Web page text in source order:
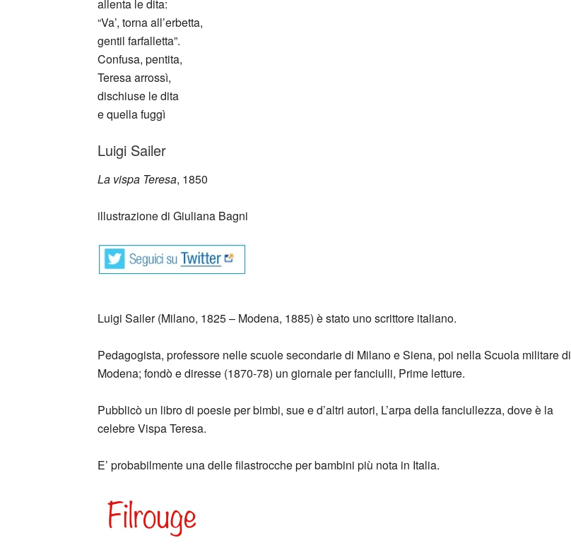
allenta le dita:
“Va’, torna all’erbetta,
gentil farfalletta”.
Confusa, pentita,
Teresa arrossì,
dischiuse le dita
e quella fuggì
Luigi Sailer
La vispa Teresa, 1850
illustrazione di Giuliana Bagni
Luigi Sailer (Milano, 1825 – Modena, 1885) è stato uno scrittore italiano.
Pedagogista, professore nelle scuole secondarie di Milano e Siena, poi nella Scuola militare di
Modena; fondò e diresse (1870-78) un giornale per fanciulli, Prime letture.
Pubblicò un libro di poesie per bimbi, sue e d’altri autori, L’arpa della fanciullezza, dove è la
celebre Vispa Teresa.
E’ probabilmente una delle filastrocche per bambini più nota in Italia.